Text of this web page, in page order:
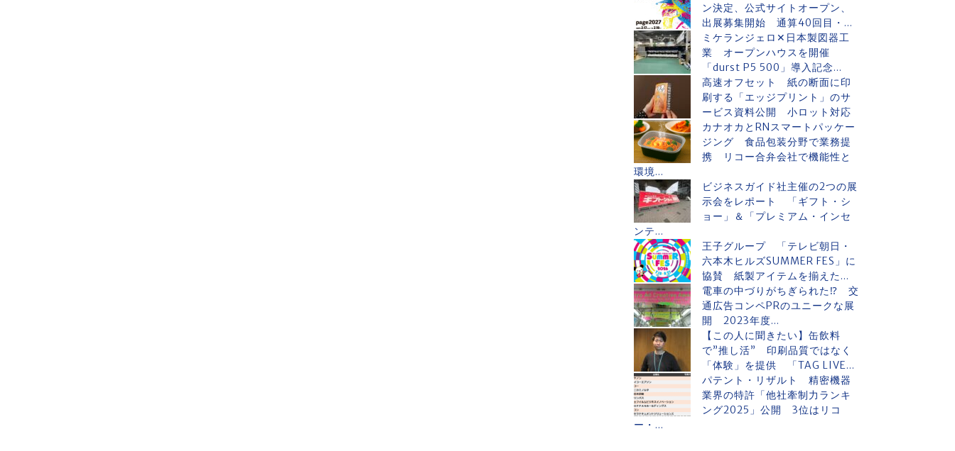
ン決定、公式サイトオープン、
出展募集開始 通算40回目・...
ミケランジェロ✕日本製図器工
業 オープンハウスを開催
「durst P5 500」導入記念...
高速オフセット 紙の断面に印
刷する「エッジプリント」のサ
ービス資料公開 小ロット対応
カナオカとRNスマートパッケー
ジング 食品包装分野で業務提
携 リコー合弁会社で機能性と
環境...
ビジネスガイド社主催の2つの展
示会をレポート 「ギフト・シ
ョー」＆「プレミアム・インセ
ンテ...
王子グループ 「テレビ朝日・
六本木ヒルズSUMMER FES」に
協賛 紙製アイテムを揃えた...
電車の中づりがちぎられた⁉ 交
通広告コンペPRのユニークな展
開 2023年度...
【この人に聞きたい】缶飲料
で”推し活” 印刷品質ではなく
「体験」を提供 「TAG LIVE...
パテント・リザルト 精密機器
業界の特許「他社牽制力ランキ
ング2025」公開 3位はリコ
ー・...